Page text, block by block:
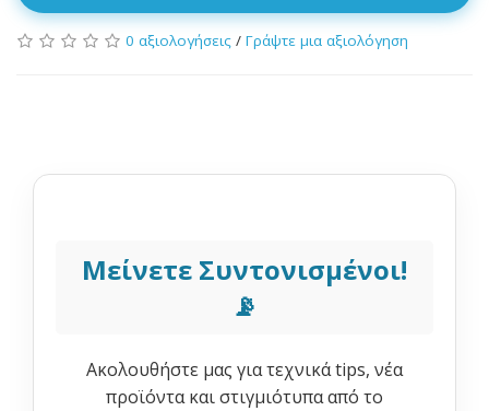
0 αξιολογήσεις / Γράψτε μια αξιολόγηση
Μείνετε Συντονισμένοι!
📡
Ακολουθήστε μας για τεχνικά tips, νέα
προϊόντα και στιγμιότυπα από το